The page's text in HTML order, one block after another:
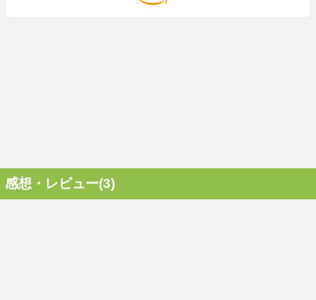
感想・レビュー(3)